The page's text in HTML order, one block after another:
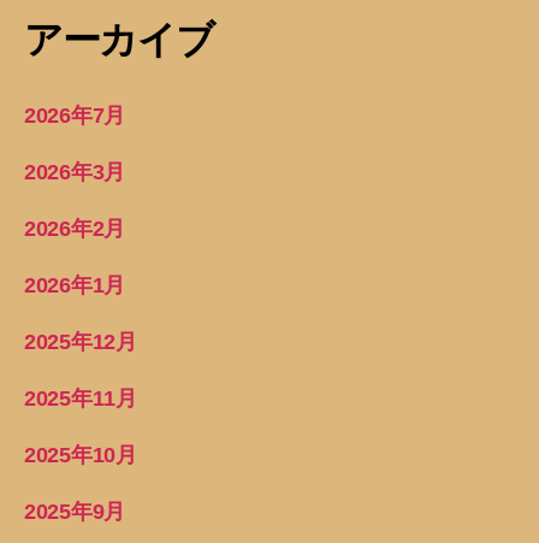
アーカイブ
2026年7月
2026年3月
2026年2月
2026年1月
2025年12月
2025年11月
2025年10月
2025年9月